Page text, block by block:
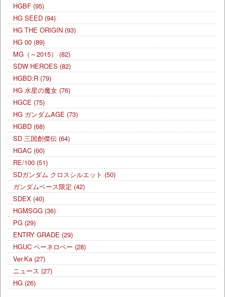
HGBF (95)
HG SEED (94)
HG THE ORIGIN (93)
HG 00 (89)
MG（～2015）
(82)
SDW HEROES (82)
HGBD:R (79)
HG 水星の魔女 (76)
HGCE (75)
HG ガンダムAGE (73)
HGBD (68)
SD 三国創傑伝 (64)
HGAC (60)
RE/100 (51)
SDガンダム クロスシルエット (50)
ガンダムベース限定 (42)
SDEX (40)
HGMSGG (36)
PG (29)
ENTRY GRADE (29)
HGUC ペーネロペー (28)
Ver.Ka (27)
ニュース (27)
HG (26)